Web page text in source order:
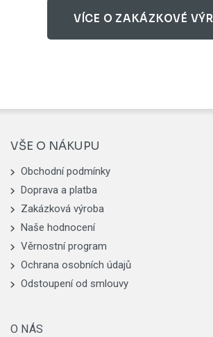
VÍCE O ZAKÁZKOVÉ
VŠE O NÁKUPU
Obchodní podmínky
Doprava a platba
Zakázková výroba
Naše hodnocení
Věrnostní program
Ochrana osobních údajů
Odstoupení od smlouvy
O NÁS